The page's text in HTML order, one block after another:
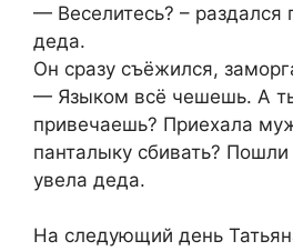
— Веселитесь? – раздался
деда.
Он сразу съёжился,
— Языком всё чешешь. А
привечаешь? Приехала
панталыку сбивать?
увела деда.
На следующий день